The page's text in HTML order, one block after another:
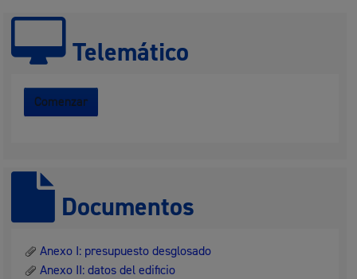
Telemático
Comenzar
Documentos
Anexo I: presupuesto desglosado
Anexo II: datos del edificio